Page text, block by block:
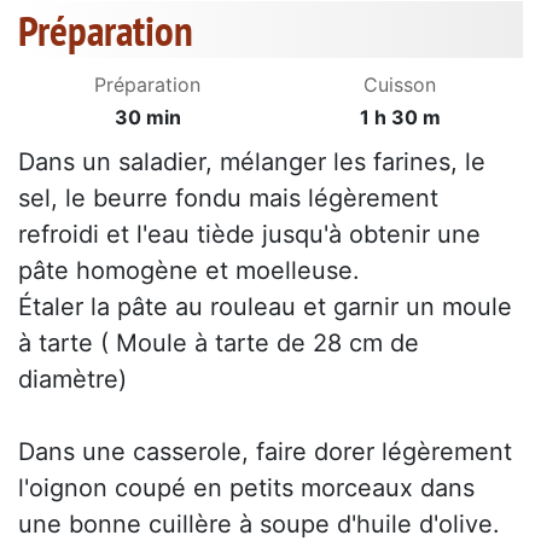
Préparation
Préparation
30 min
Cuisson
1 h 30 m
Dans un saladier, mélanger les farines, le
sel, le beurre fondu mais légèrement
refroidi et l'eau tiède jusqu'à obtenir une
pâte homogène et moelleuse.
Étaler la pâte au rouleau et garnir un moule
à tarte ( Moule à tarte de 28 cm de
diamètre)
Dans une casserole, faire dorer légèrement
l'oignon coupé en petits morceaux dans
une bonne cuillère à soupe d'huile d'olive.